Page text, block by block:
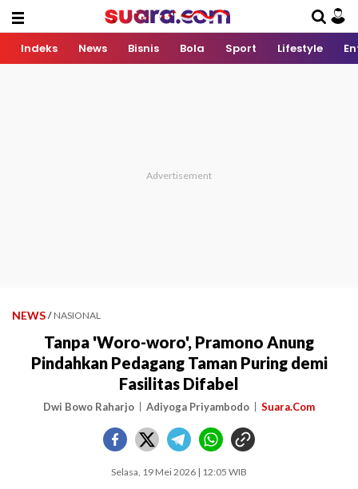
Indeks News Bisnis Bola Sport Lifestyle
NEWS / NASIONAL
Tanpa 'Woro-woro', Pramono Anung
Pindahkan Pedagang Taman Puring demi
Fasilitas Difabel
Dwi Bowo Raharjo Adiyoga Priyambodo Suara.Com
Selasa, 19 Mei 2026 | 12:05 WIB